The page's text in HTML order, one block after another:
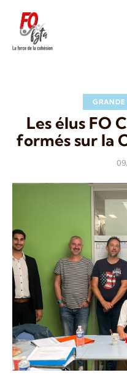
Les élus FO
formés sur la